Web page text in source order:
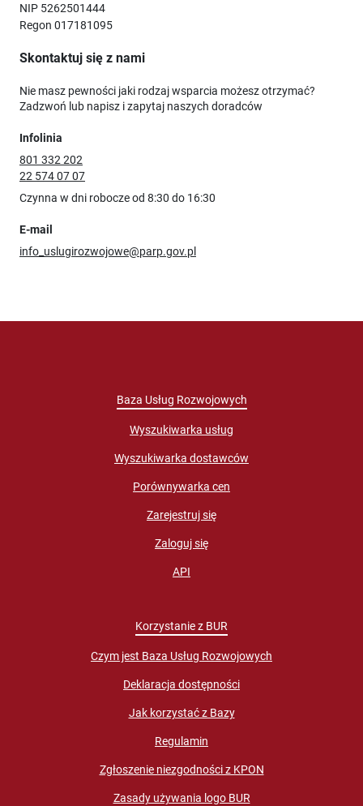
NIP 5262501444
Regon 017181095
Skontaktuj się z nami
Nie masz pewności jaki rodzaj wsparcia możesz otrzymać?
Zadzwoń lub napisz i zapytaj naszych doradców
Infolinia
801 332 202
22 574 07 07
Czynna w dni robocze od 8:30 do 16:30
E-mail
info_uslugirozwojowe@parp.gov.pl
Baza Usług Rozwojowych
Wyszukiwarka usług
Wyszukiwarka dostawców
Porównywarka cen
Zarejestruj się
Zaloguj się
API
Korzystanie z BUR
Czym jest Baza Usług Rozwojowych
Deklaracja dostępności
Jak korzystać z Bazy
Regulamin
Zgłoszenie niezgodności z KPON
Zasady używania logo BUR